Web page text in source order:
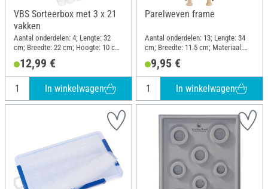
VBS Sorteerbox met 3 x 21
vakken
Aantal onderdelen: 4; Lengte: 32
cm; Breedte: 22 cm; Hoogte: 10 cm;
12,99 €
In winkelwagen
Parelweven frame
Aantal onderdelen: 13; Lengte: 34
cm; Breedte: 11.5 cm; Materiaal:
9,95 €
In winkelwagen